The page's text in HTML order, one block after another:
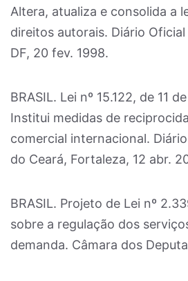
Altera, atualiza e consolida a
direitos autorais. Diário Oficial
DF, 20 fev. 1998.
BRASIL. Lei nº 15.122, de 11
Institui medidas de
comercial internacional.
do Ceará, Fortaleza, 12 abr.
BRASIL. Projeto de Lei nº
sobre a regulação dos
demanda. Câmara dos